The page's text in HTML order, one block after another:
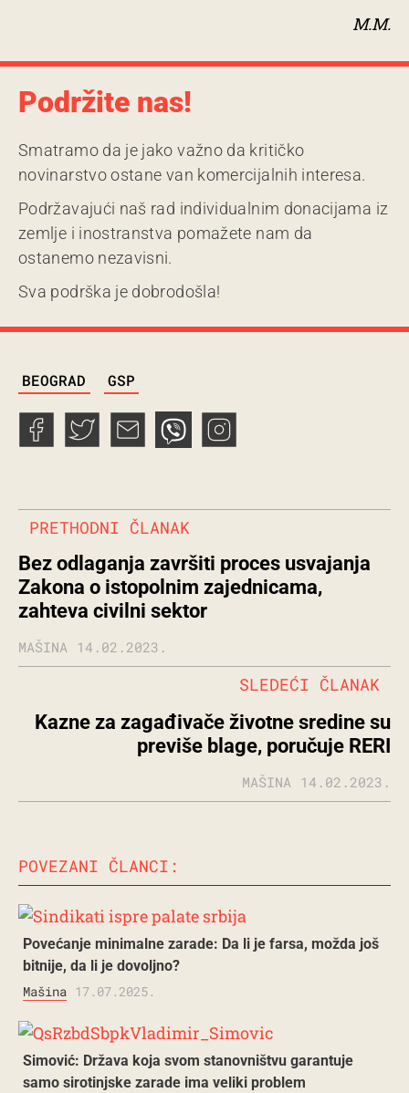
M.M.
Podržite nas!
Smatramo da je jako važno da kritičko
novinarstvo ostane van komercijalnih interesa.
Podržavajući naš rad individualnim donacijama iz
zemlje i inostranstva pomažete nam da
ostanemo nezavisni.
Sva podrška je dobrodošla!
BEOGRAD GSP
PRETHODNI ČLANAK
Bez odlaganja završiti proces usvajanja
Zakona o istopolnim zajednicama,
zahteva civilni sektor
MAŠINA 14.02.2023.
Kazne za zagađivače životne sredine su
previše blage, poručuje RERI
SLEDEĆI ČLANAK
MAŠINA 14.02.2023.
POVEZANI ČLANCI:
Povećanje minimalne zarade: Da li je farsa, možda još
bitnije, da li je dovoljno?
Mašina 17.07.2025.
Simović: Država koja svom stanovništvu garantuje
samo sirotinjske zarade ima veliki problem